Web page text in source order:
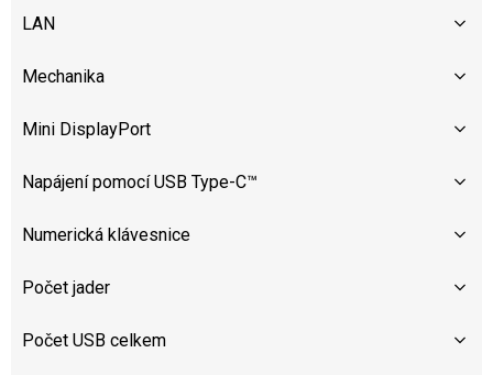
LAN
Mechanika
Mini DisplayPort
Napájení pomocí USB Type-C™
Numerická klávesnice
Počet jader
Počet USB celkem